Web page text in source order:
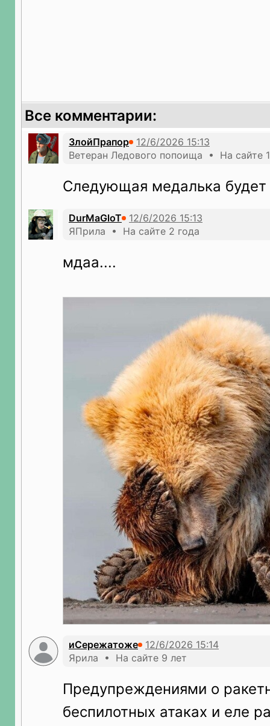
Все комментарии:
ЗлойПрапор
Ветеран Ледового попоища • На сайте
Следующая медалька будет
DurMaGloT
ЯПрила • На сайте 2 года
мдаа....
иСережатоже
Ярила • На сайте 9 лет
Предупреждениями о
беспилотных атаках и еле